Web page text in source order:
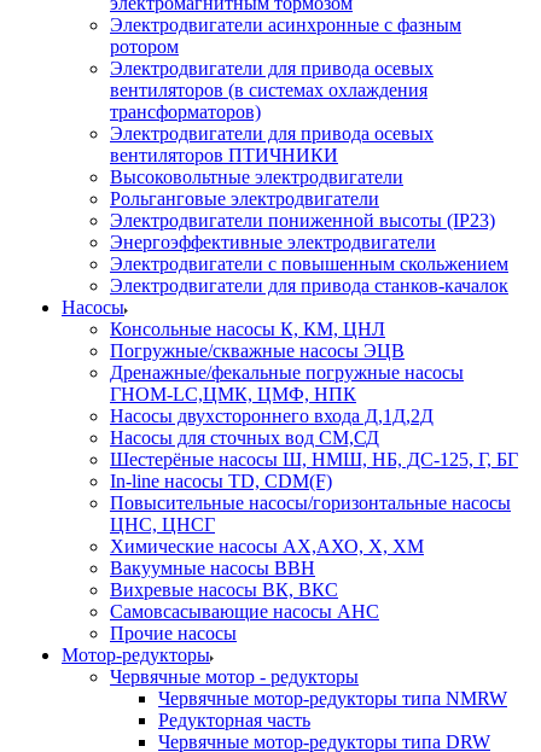
Электродвигатели асинхронные с фазным
ротором
Электродвигатели для привода осевых
вентиляторов (в системах охлаждения
трансформаторов)
Электродвигатели для привода осевых
вентиляторов ПТИЧНИКИ
Высоковольтные электродвигатели
Рольганговые электродвигатели
Электродвигатели пониженной высоты (IP23)
Энергоэффективные электродвигатели
Электродвигатели с повышенным скольжением
Электродвигатели для привода станков-качалок
Насосы
Консольные насосы К, КМ, ЦНЛ
Погружные/скважные насосы ЭЦВ
Дренажные/фекальные погружные насосы
ГНОМ-LC,ЦМК, ЦМФ, НПК
Насосы двухстороннего входа Д,1Д,2Д
Насосы для сточных вод СМ,СД
Шестерёные насосы Ш, НМШ, НБ, ДС-125, Г, БГ
In-line насосы TD, CDM(F)
Повысительные насосы/горизонтальные насосы
ЦНС, ЦНСГ
Химические насосы АХ,АХО, Х, ХМ
Вакуумные насосы ВВН
Вихревые насосы ВК, ВКС
Самовсасывающие насосы АНС
Прочие насосы
Мотор-редукторы
Червячные мотор - редукторы
Червячные мотор-редукторы типа NMRW
Редукторная часть
Червячные мотор-редукторы типа DRW